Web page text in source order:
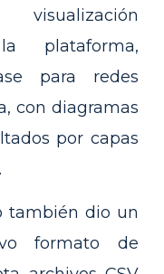
plataforma,
para redes
con diagramas
por capas
también dio un
formato de